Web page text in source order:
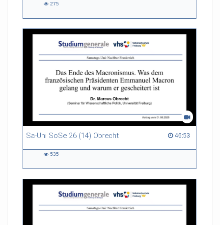
275
Sa-Uni SoSe 26 (14) Obrecht 46:53
46:53 duration
535